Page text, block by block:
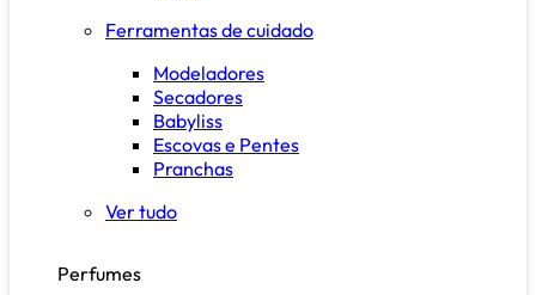
Ferramentas de cuidado
Modeladores
Secadores
Babyliss
Escovas e Pentes
Pranchas
Ver tudo
Perfumes